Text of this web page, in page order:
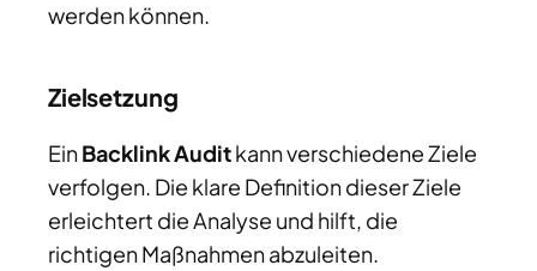
werden können.
Zielsetzung
EinBacklink Auditkann verschiedene Ziele
verfolgen. Die klare Definition dieser Ziele
erleichtert die Analyse und hilft, die
richtigen Maßnahmen abzuleiten.